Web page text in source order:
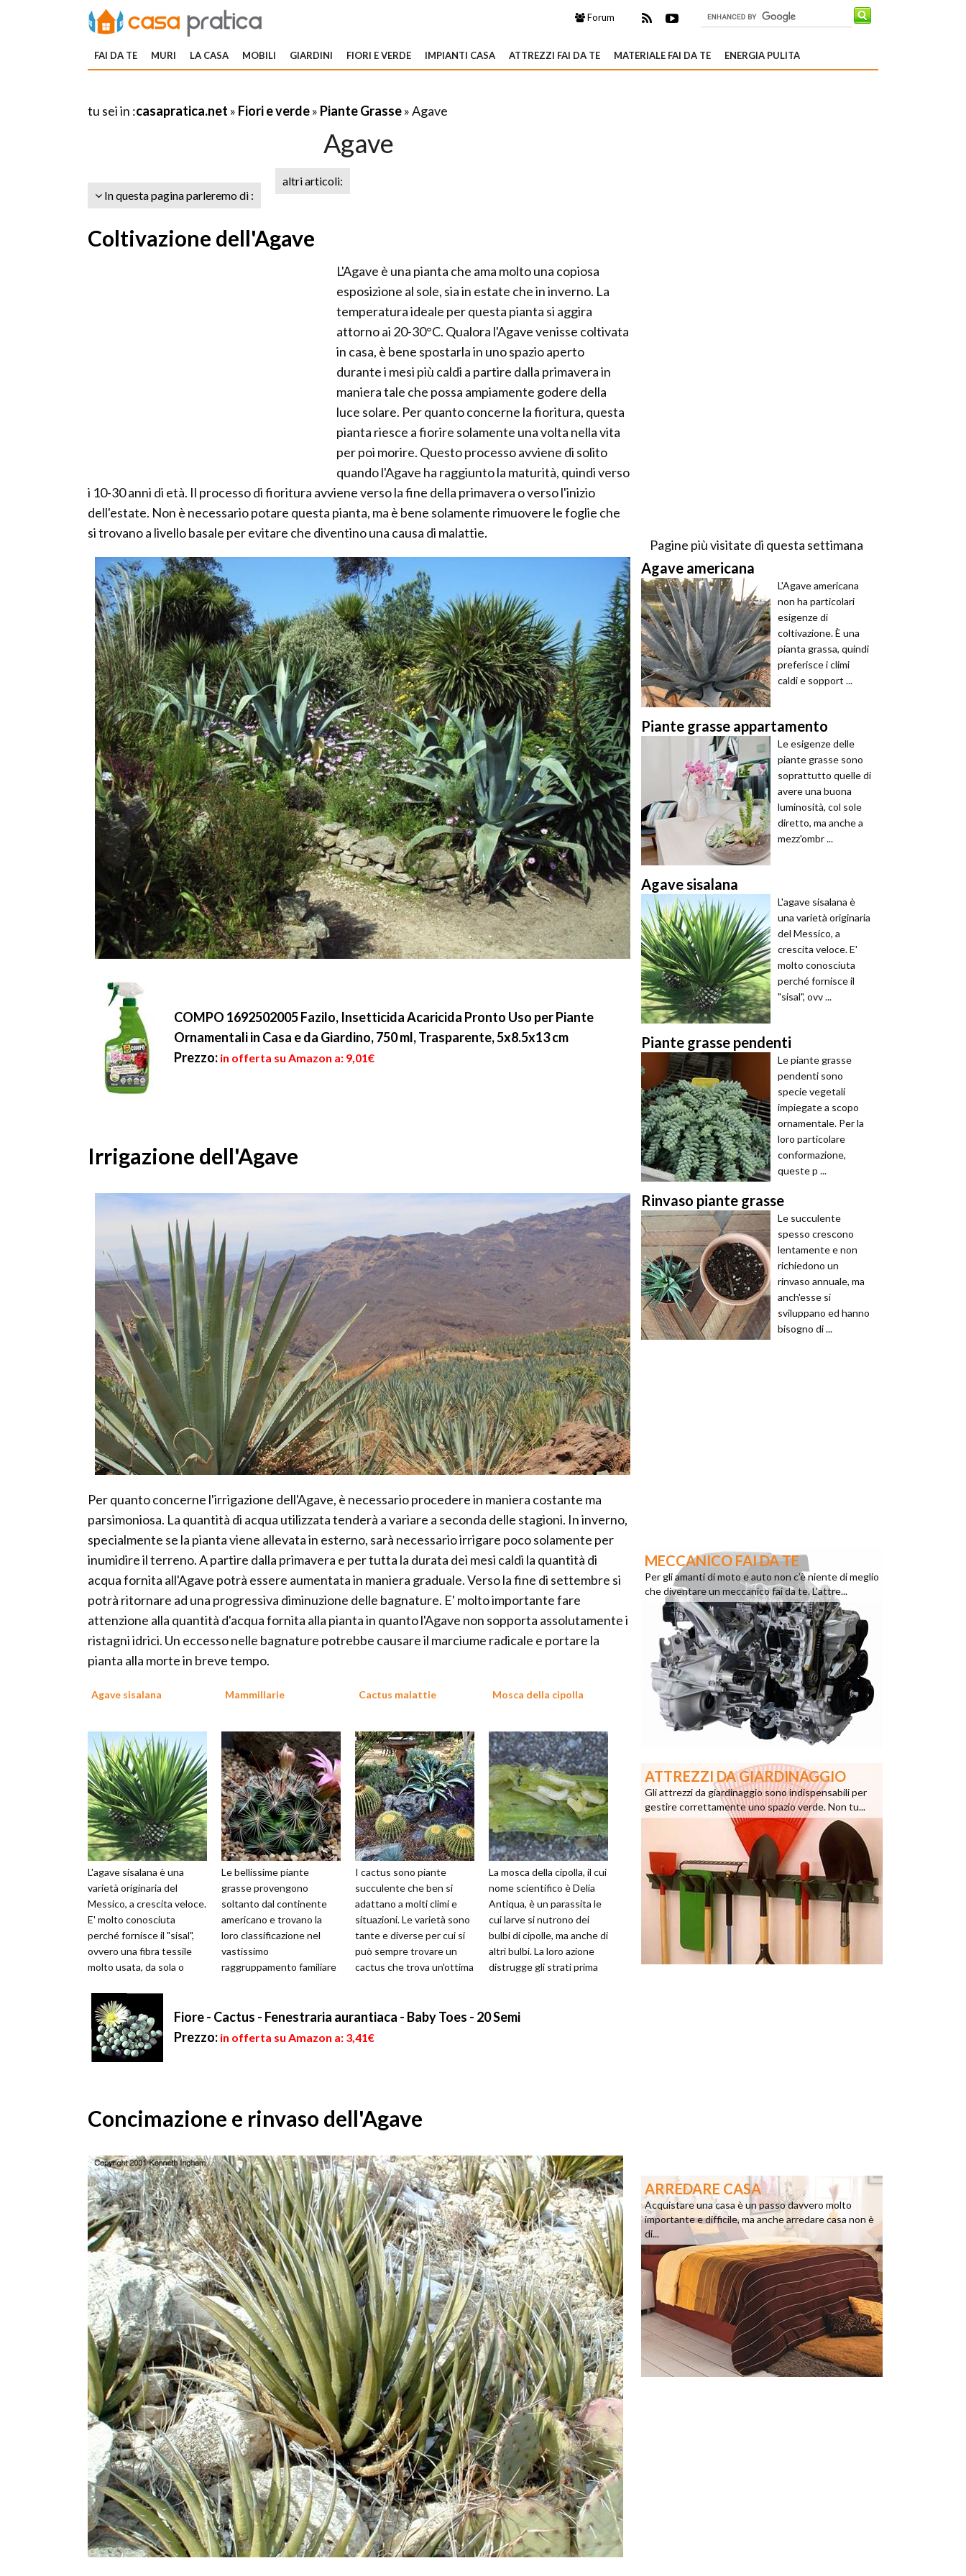
Forum
FAI DA TE MURI LA CASA MOBILI GIARDINI FIORI E VERDE IMPIANTI CASA ATTREZZI FAI DA TE MATERIALE FAI DA TE ENERGIA PULITA
tu sei in :casapratica.net » Fiori e verde» Piante Grasse» Agave
Agave
In questa pagina parleremo di :
altri articoli:
Coltivazione dell'Agave
L'Agave è una pianta che ama molto una copiosa
esposizione al sole, sia in estate che in inverno. La
temperatura ideale per questa pianta si aggira
attorno ai 20-30°C. Qualora l'Agave venisse coltivata
in casa, è bene spostarla in uno spazio aperto
durante i mesi più caldi a partire dalla primavera in
maniera tale che possa ampiamente godere della
luce solare. Per quanto concerne la fioritura, questa
pianta riesce a fiorire solamente una volta nella vita
per poi morire. Questo processo avviene di solito
quando l'Agave ha raggiunto la maturità, quindi verso
i 10-30 anni di età. Il processo di fioritura avviene verso la fine della primavera o verso l'inizio
dell'estate. Non è necessario potare questa pianta, ma è bene solamente rimuovere le foglie che
si trovano a livello basale per evitare che diventino una causa di malattie.
COMPO 1692502005 Fazilo, Insetticida Acaricida Pronto Uso per Piante
Ornamentali in Casa e da Giardino, 750 ml, Trasparente, 5x8.5x13 cm
Prezzo: in offerta su Amazon a: 9,01€
Irrigazione dell'Agave
Per quanto concerne l'irrigazione dell'Agave, è necessario procedere in maniera costante ma
parsimoniosa. La quantità di acqua utilizzata tenderà a variare a seconda delle stagioni. In inverno,
specialmente se la pianta viene allevata in esterno, sarà necessario irrigare poco solamente per
inumidire il terreno. A partire dalla primavera e per tutta la durata dei mesi caldi la quantità di
acqua fornita all'Agave potrà essere aumentata in maniera graduale. Verso la fine di settembre si
potrà ritornare ad una progressiva diminuzione delle bagnature. E' molto importante fare
attenzione alla quantità d'acqua fornita alla pianta in quanto l'Agave non sopporta assolutamente i
ristagni idrici. Un eccesso nelle bagnature potrebbe causare il marciume radicale e portare la
pianta alla morte in breve tempo.
Agave sisalana
L'agave sisalana è una
varietà originaria del
Messico, a crescita veloce.
E' molto conosciuta
perché fornisce il "sisal",
ovvero una fibra tessile
molto usata, da sola o
Mammillarie
Le bellissime piante
grasse provengono
soltanto dal continente
americano e trovano la
loro classificazione nel
vastissimo
raggruppamento familiare
caratterizzano...
Cactus malattie
I cactus sono piante
succulente che ben si
adattano a molti climi e
situazioni. Le varietà sono
tante e diverse per cui si
può sempre trovare un
cactus che trova un'ottima
Mosca della cipolla
La mosca della cipolla, il cui
nome scientifico è Delia
Antiqua, è un parassita le
cui larve si nutrono dei
bulbi di cipolle, ma anche di
altri bulbi. La loro azione
distrugge gli strati prima
Fiore - Cactus - Fenestraria aurantiaca - Baby Toes - 20 Semi
Prezzo: in offerta su Amazon a: 3,41€
Concimazione e rinvaso dell'Agave
Pagine più visitate di questa settimana
Agave americana
L'Agave americana
non ha particolari
esigenze di
coltivazione. È una
pianta grassa, quindi
preferisce i climi
caldi e sopport ...
Piante grasse appartamento
Le esigenze delle
piante grasse sono
soprattutto quelle di
avere una buona
luminosità, col sole
diretto, ma anche a
mezz'ombr ...
Agave sisalana
L'agave sisalana è
una varietà originaria
del Messico, a
crescita veloce. E'
molto conosciuta
perché fornisce il
"sisal", ovv ...
Piante grasse pendenti
Le piante grasse
pendenti sono
specie vegetali
impiegate a scopo
ornamentale. Per la
loro particolare
conformazione,
queste p ...
Rinvaso piante grasse
Le succulente
spesso crescono
lentamente e non
richiedono un
rinvaso annuale, ma
anch'esse si
sviluppano ed hanno
bisogno di ...
MECCANICO FAI DA TE
Per gli amanti di moto e auto non c’è niente di meglio
che diventare un meccanico fai da te. L’attre...
ATTREZZI DA GIARDINAGGIO
Gli attrezzi da giardinaggio sono indispensabili per
gestire correttamente uno spazio verde. Non tu...
ARREDARE CASA
Acquistare una casa è un passo davvero molto
importante e difficile, ma anche arredare casa non è
di...